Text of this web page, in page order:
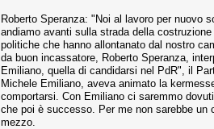
Roberto Speranza: "Noi al lavoro per nuovo
andiamo avanti sulla strada della
politiche che hanno allontanato dal nostro
da buon incassatore, Roberto Speranza,
Emiliano, quella di candidarsi nel PdR", il
Michele Emiliano, aveva animato la
comportarsi. Con Emiliano ci saremmo
che poi è successo. Per me non sarebbe
mezzo.